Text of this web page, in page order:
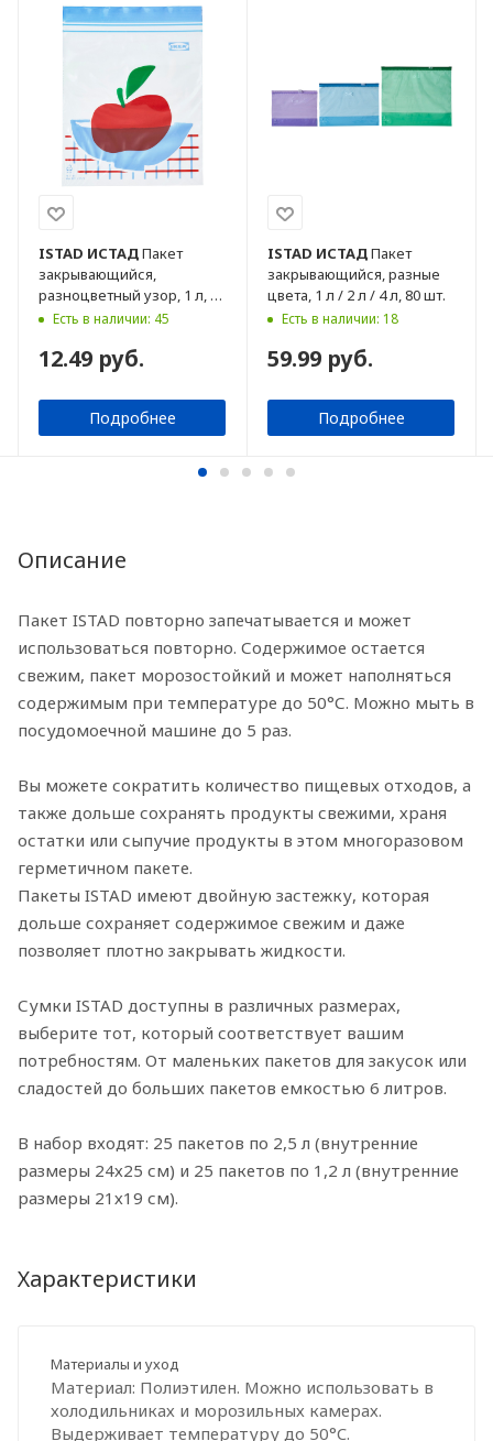
ISTAD ИСТАДПакет
закрывающийся,
разноцветный узор, 1 л, 20
шт.Есть в наличии: 45
12.49 руб.
Подробнее
ISTAD ИСТАДПакет
закрывающийся, разные
цвета, 1 л / 2 л / 4 л, 80 шт.
Есть в наличии: 18
59.99 руб.
Подробнее
Описание
Пакет ISTAD повторно запечатывается и может
использоваться повторно. Содержимое остается
свежим, пакет морозостойкий и может наполняться
содержимым при температуре до 50°С. Можно мыть в
посудомоечной машине до 5 раз.
Вы можете сократить количество пищевых отходов, а
также дольше сохранять продукты свежими, храня
остатки или сыпучие продукты в этом многоразовом
герметичном пакете.
Пакеты ISTAD имеют двойную застежку, которая
дольше сохраняет содержимое свежим и даже
позволяет плотно закрывать жидкости.
Сумки ISTAD доступны в различных размерах,
выберите тот, который соответствует вашим
потребностям. От маленьких пакетов для закусок или
сладостей до больших пакетов емкостью 6 литров.
В набор входят: 25 пакетов по 2,5 л (внутренние
размеры 24х25 см) и 25 пакетов по 1,2 л (внутренние
размеры 21х19 см).
Характеристики
Материалы и уход
Материал: Полиэтилен. Можно использовать в
холодильниках и морозильных камерах.
Выдерживает температуру до 50°C.